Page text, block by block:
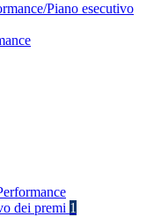
Piano esecutivo
dei premi 1